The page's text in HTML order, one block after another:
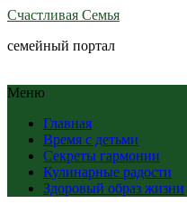
Счастливая Семья
семейный портал
Меню
Главная
Время с детьми
Секреты гармонии
Кулинарные радости
Здоровый образ жизни